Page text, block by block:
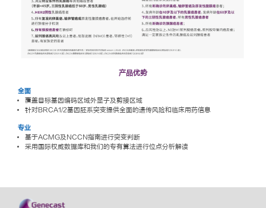
产品优势
全面
覆盖目标基因编码区域外显子及剪接区域
针对BRCA1/2基因胚系突变提供全面的遗传风险和临床用药信息
专业
基于ACMG及NCCN指南进行突变判断
采用国际权威数据库和我们的专有算法进行位点分析解读